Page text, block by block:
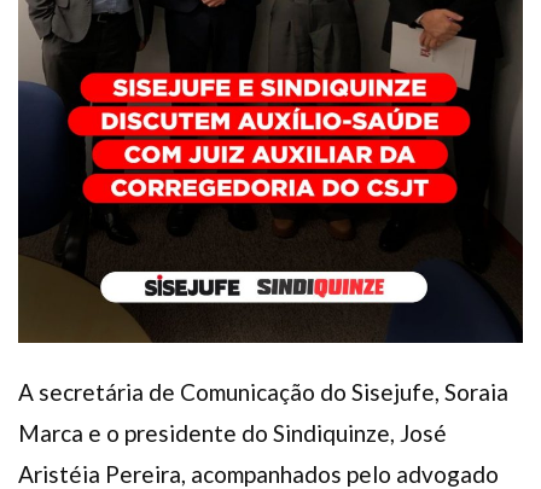
A secretária de Comunicação do Sisejufe, Soraia
Marca e o presidente do Sindiquinze, José
Aristéia Pereira, acompanhados pelo advogado